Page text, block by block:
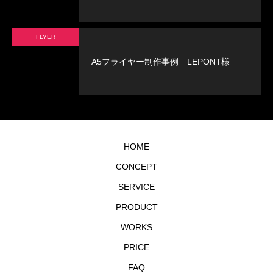
FLYER
A5フライヤー制作事例 LEPONT様
HOME
CONCEPT
SERVICE
PRODUCT
WORKS
PRICE
FAQ